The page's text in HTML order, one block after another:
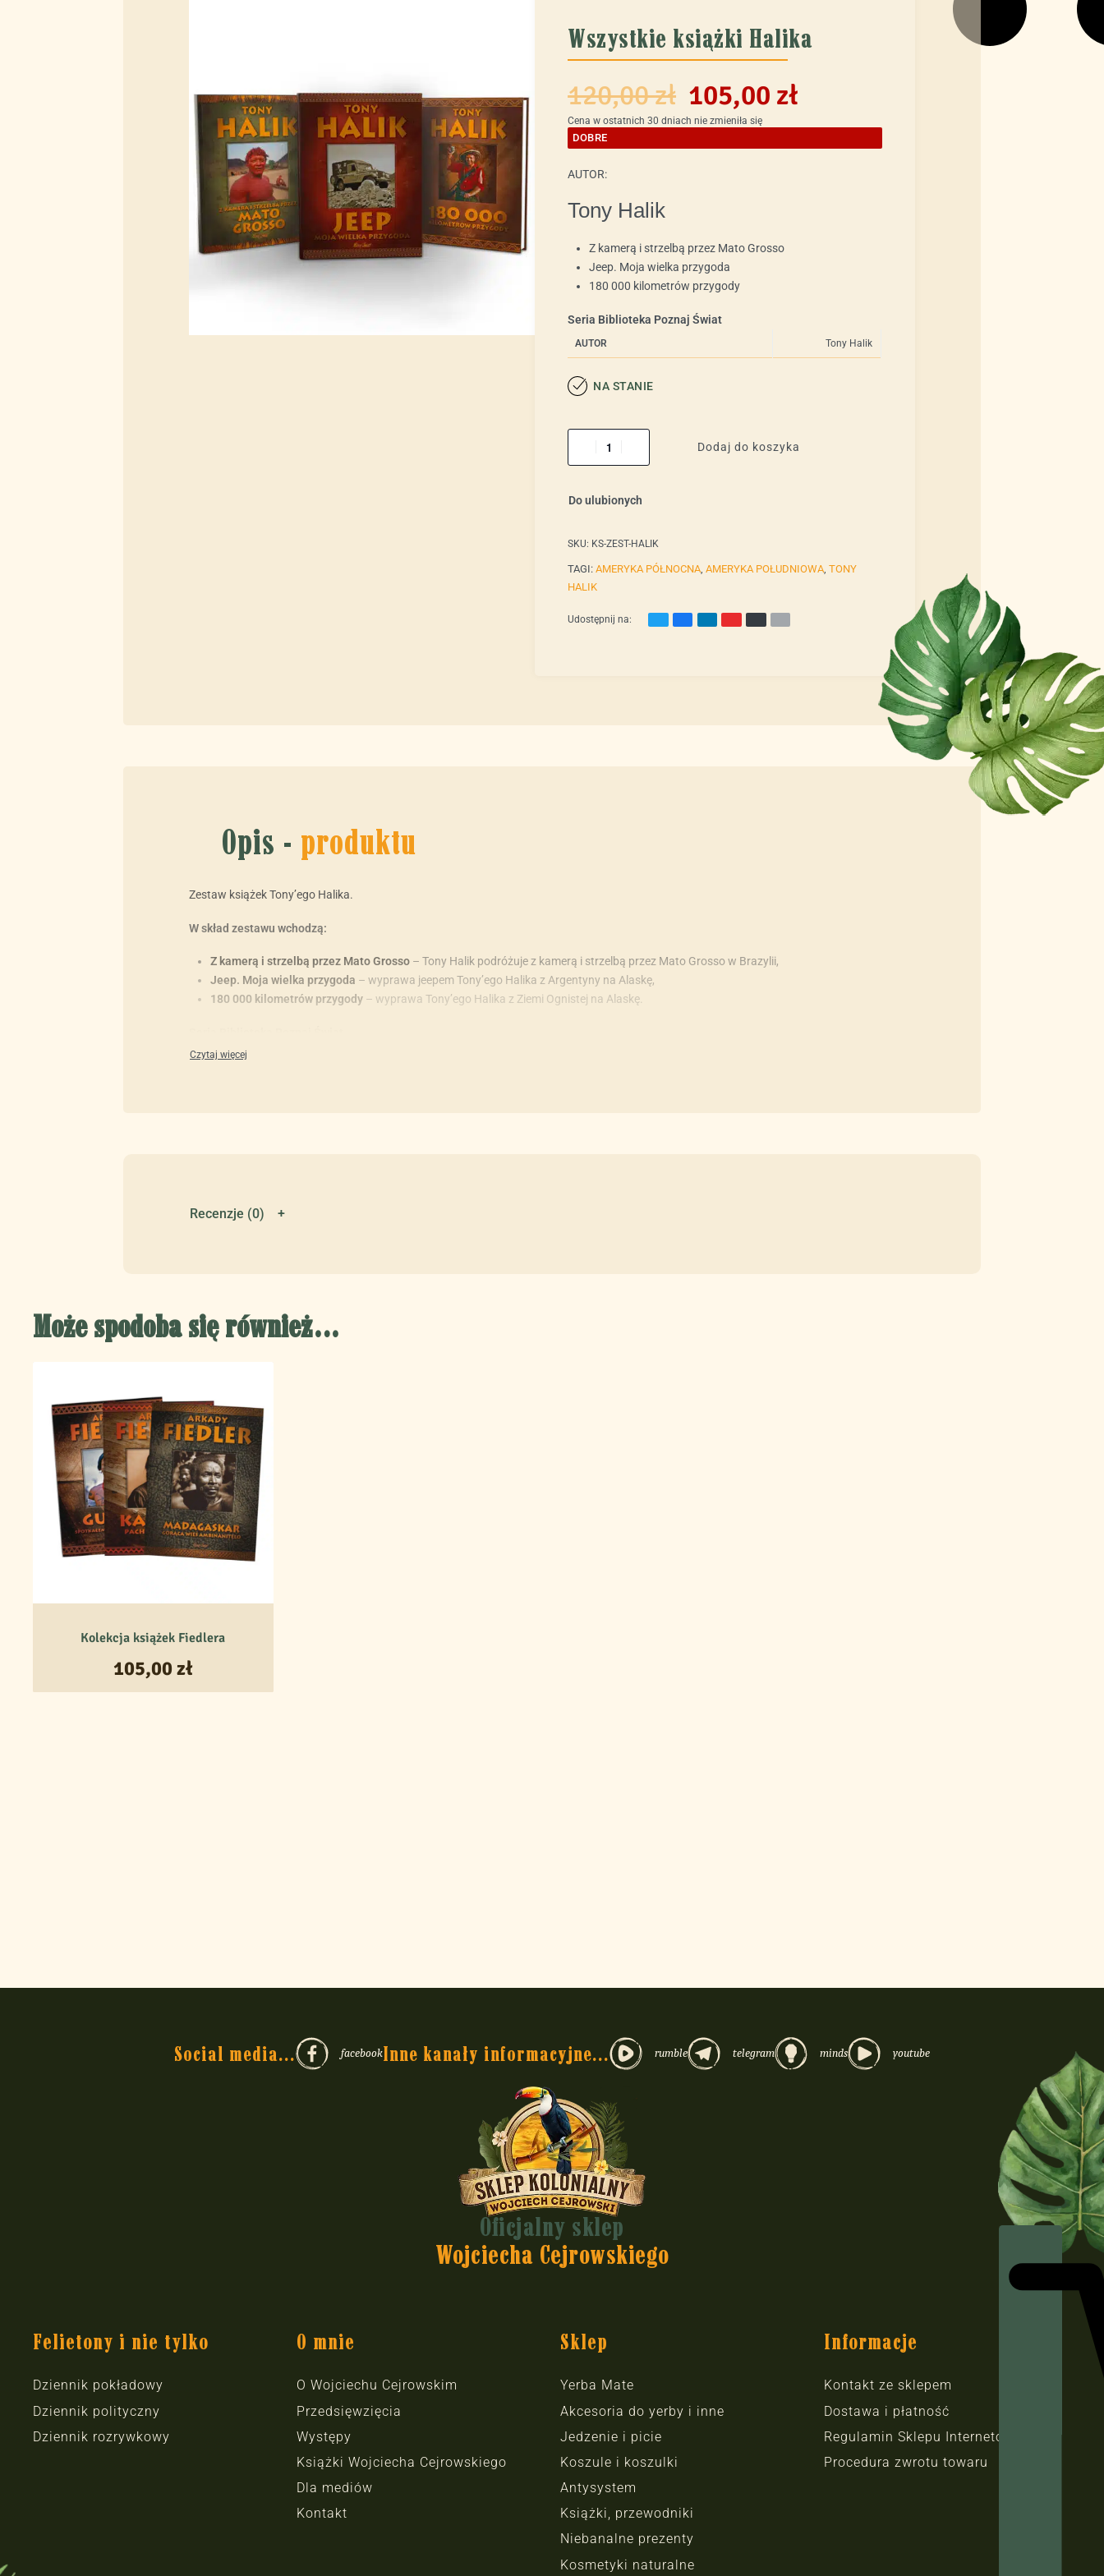
Wszystkie książki Halika
120,00zł 105,00 zł
Cena w ostatnich 30 dniach nie zmieniła się
DOBRE
AUTOR:
Tony Halik
Z kamerą i strzelbą przez Mato Grosso
Jeep. Moja wielka przygoda
180 000 kilometrów przygody
Seria Biblioteka Poznaj Świat
AUTOR Tony Halik
NA STANIE
Dodaj do koszyka
Do ulubionych
SKU: KS-ZEST-HALIK
TAGI: AMERYKA PÓŁNOCNA ,AMERYKA POŁUDNIOWA ,TONY
HALIK
Udostępnij na:
Opis - produktu
Zestaw książek Tony’ego Halika.
W skład zestawu wchodzą:
Z kamerą i strzelbą przez Mato Grosso – Tony Halik podróżuje z kamerą i strzelbą przez Mato Grosso w Brazylii,
Jeep. Moja wielka przygoda – wyprawa jeepem Tony’ego Halika z Argentyny na Alaskę,
180 000 kilometrów przygody – wyprawa Tony’ego Halika z Ziemi Ognistej na Alaskę.
Recenzje (0)
Może spodoba się również…
Kolekcja książek Fiedlera
105,00 zł
Social media... facebookInne kanały informacyjne... rumble telegram minds youtube
Oficjalny sklep
Wojciecha Cejrowskiego
Felietony i nie tylko
Dziennik pokładowy
Dziennik polityczny
Dziennik rozrywkowy
O mnie
O Wojciechu Cejrowskim
Przedsięwzięcia
Występy
Książki Wojciecha Cejrowskiego
Dla mediów
Kontakt
Sklep
Yerba Mate
Akcesoria do yerby i inne
Jedzenie i picie
Koszule i koszulki
Antysystem
Książki, przewodniki
Niebanalne prezenty
Kosmetyki naturalne
Informacje
Kontakt ze sklepem
Dostawa i płatność
Regulamin Sklepu Internetowego
Procedura zwrotu towaru